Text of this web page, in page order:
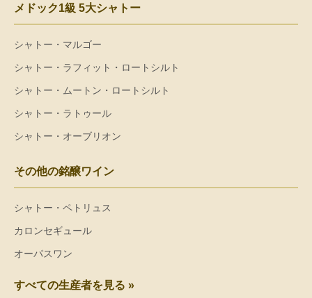
メドック1級 5大シャトー
シャトー・マルゴー
シャトー・ラフィット・ロートシルト
シャトー・ムートン・ロートシルト
シャトー・ラトゥール
シャトー・オーブリオン
その他の銘醸ワイン
シャトー・ペトリュス
カロンセギュール
オーパスワン
すべての生産者を見る »